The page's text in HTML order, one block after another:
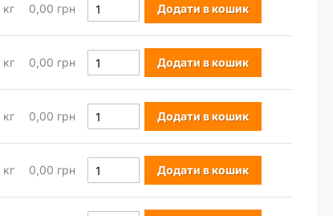
кг 0,00 грн Додати в кошик
кг 0,00 грн Додати в кошик
кг 0,00 грн Додати в кошик
кг 0,00 грн Додати в кошик